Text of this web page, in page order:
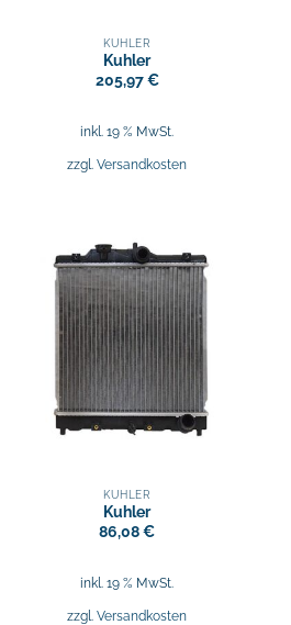
KÜHLER
Kuhler
205,97€
inkl. 19 % MwSt.
zzgl.Versandkosten
KÜHLER
Kuhler
86,08€
inkl. 19 % MwSt.
zzgl.Versandkosten